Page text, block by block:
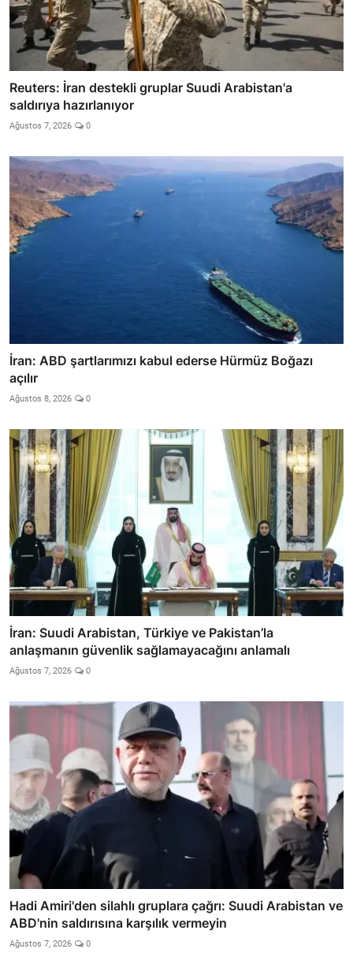
Reuters: İran destekli gruplar Suudi Arabistan'a
saldırıya hazırlanıyor
Ağustos 7, 2026 0
İran: ABD şartlarımızı kabul ederse Hürmüz Boğazı
açılır
Ağustos 8, 2026 0
İran: Suudi Arabistan, Türkiye ve Pakistan’la
anlaşmanın güvenlik sağlamayacağını anlamalı
Ağustos 7, 2026 0
Hadi Amiri'den silahlı gruplara çağrı: Suudi Arabistan ve
ABD'nin saldırısına karşılık vermeyin
Ağustos 7, 2026 0